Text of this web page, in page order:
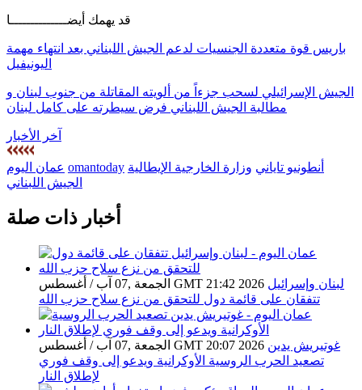
قد يهمك أيضــــــــــــــا
باريس قوة متعددة الجنسيات لدعم الجيش اللبناني بعد انتهاء مهمة
اليونيفيل
الجيش الإسرائيلي لسحب جزءاً من ألويته المقاتلة من جنوب لبنان و
مطالبة الجيش اللبناني فرض سيطرته على كامل لبنان
آخر الأخبار
عمان اليوم omantoday أنطونيو تاياني وزارة الخارجية الإيطالية
الجيش اللبناني
أخبار ذات صلة
الجمعة ,07 آب / أغسطس GMT 21:42 2026 لبنان وإسرائيل
تتفقان على قائمة دول للتحقق من نزع سلاح حزب الله
الجمعة ,07 آب / أغسطس GMT 20:07 2026 غوتيريش يدين
تصعيد الحرب الروسية الأوكرانية ويدعو إلى وقف فوري
لإطلاق النار